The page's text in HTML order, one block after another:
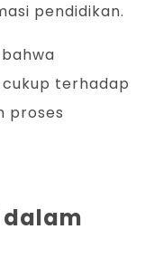
pendidikan.
terhadap
proses